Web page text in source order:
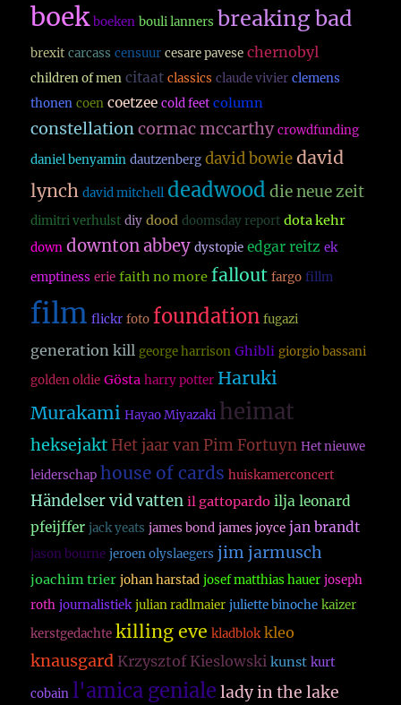
boek boeken bouli lanners breaking bad
brexit carcass censuur cesare pavese chernobyl
children of men citaat classics claude vivier clemens
thonen coen coetzee cold feet column
constellationcormac mccarthy crowdfunding
daniel benyamin dautzenberg david bowie david
lynch david mitchell deadwood die neue zeit
dimitri verhulst diy dood doomsday report dota kehr
down downton abbey dystopie edgar reitz ek
emptiness erie faith no more fallout fargo fillm
film flickr foto foundation fugazi
generation kill george harrison Ghibli giorgio bassani
golden oldie Gösta harry potter Haruki
Murakami Hayao Miyazaki heimat
heksejakt Het jaar van Pim Fortuyn Het nieuwe
leiderschap house of cards huiskamerconcert
Händelser vid vatten il gattopardo ilja leonard
pfeijffer jack yeats james bond james joyce jan brandt
jason bourne jeroen olyslaegers jim jarmusch
joachim trier johan harstad josef matthias hauer joseph
roth journalistiek julian radlmaier juliette binoche kaizer
kerstgedachte killing eve kladblok kleo
knausgard Krzysztof Kieslowski kunst kurt
cobain l'amica geniale lady in the lake